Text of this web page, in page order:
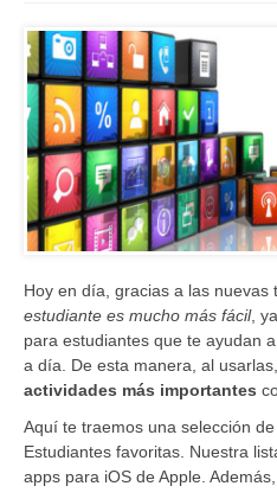
Hoy en día, gracias a las nuevas
estudiante es mucho más fácil,
para estudiantes que te ayudan
a día. De esta manera, al
actividades más importantes
Aquí te traemos una selección
Estudiantes favoritas. Nuestra
apps para iOS de Apple.